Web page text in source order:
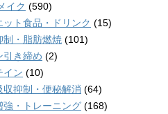
イク (590)
ット食品・ドリンク (15)
制・脂肪燃焼 (101)
引き締め (2)
イン (10)
収抑制・便秘解消 (64)
強・トレーニング (168)